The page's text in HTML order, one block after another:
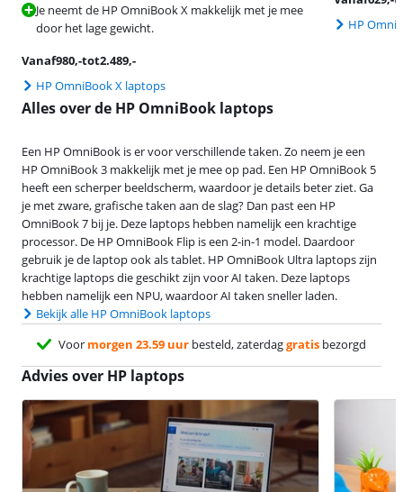
Je neemt de HP OmniBook X makkelijk met je mee
door het lage gewicht.
Vanaf980,-tot2.489,-
HP OmniBook X laptops
HP
Alles over de HP OmniBook laptops
Een HP OmniBook is er voor verschillende taken. Zo neem je een
HP OmniBook 3 makkelijk met je mee op pad. Een HP OmniBook 5
heeft een scherper beeldscherm, waardoor je details beter ziet. Ga
je met zware, grafische taken aan de slag? Dan past een HP
OmniBook 7 bij je. Deze laptops hebben namelijk een krachtige
processor. De HP OmniBook Flip is een 2-in-1 model. Daardoor
gebruik je de laptop ook als tablet. HP OmniBook Ultra laptops zijn
krachtige laptops die geschikt zijn voor AI taken. Deze laptops
hebben namelijk een NPU, waardoor AI taken sneller laden.
Bekijk alle HP OmniBook laptops
Voor morgen 23.59 uur besteld, zaterdaggratis bezorgd
Advies over HP laptops